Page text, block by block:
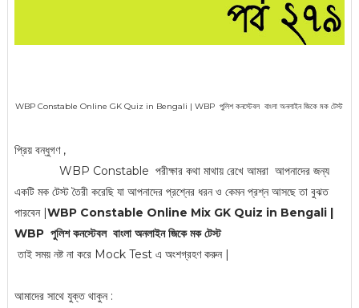
WBP Constable Online GK Quiz in Bengali | WBP পুলিশ কনস্টেবল বাংলা অনলাইন জিকে মক টেস্ট
প্রিয় বন্ধুগণ ,
WBP Constable পরীক্ষার কথা মাথায় রেখে আমরা আপনাদের জন্য
একটি মক টেস্ট তৈরী করেছি যা আপনাদের প্রশ্নের ধরন ও কেমন প্রশ্ন আসছে তা বুঝত
পারবেন |WBP Constable Online Mix GK Quiz in Bengali |
WBP পুলিশ কনস্টেবল বাংলা অনলাইন জিকে মক টেস্ট
তাই সময় নষ্ট না করে Mock Test এ অংশগ্রহণ করুন |
আমাদের সাথে যুক্ত থাকুন :